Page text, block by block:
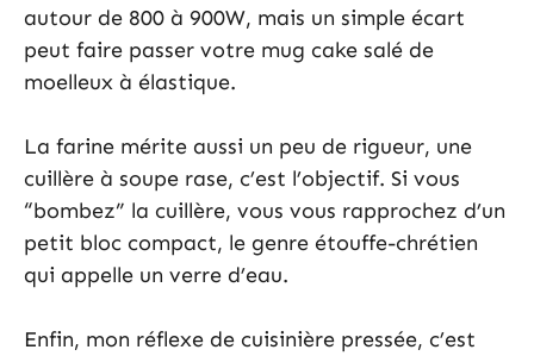
autour de 800 à 900W, mais un simple écart
peut faire passer votre mug cake salé de
moelleux à élastique.
La farine mérite aussi un peu de rigueur, une
cuillère à soupe rase, c’est l’objectif. Si vous
“bombez” la cuillère, vous vous rapprochez d’un
petit bloc compact, le genre étouffe-chrétien
qui appelle un verre d’eau.
Enfin, mon réflexe de cuisinière pressée, c’est